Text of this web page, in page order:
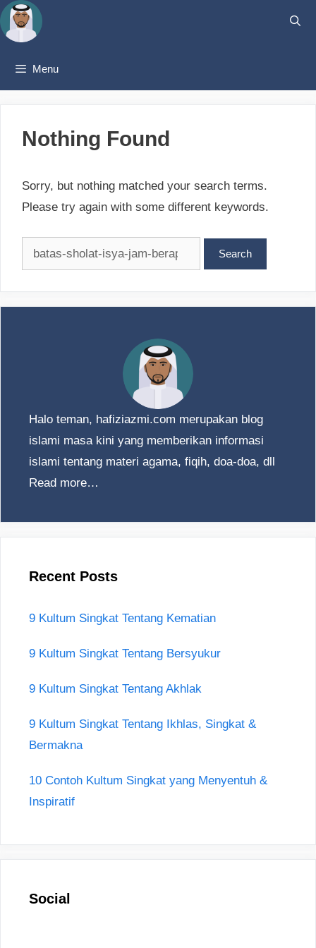
Skip
to
Menu
Nothing Found
Sorry, but nothing matched your search terms.
Please try again with some different keywords.
Search
for:
Halo teman, hafiziazmi.com merupakan blog
islami masa kini yang memberikan informasi
islami tentang materi agama, fiqih, doa-doa, dll
Read more…
Recent Posts
9 Kultum Singkat Tentang Kematian
9 Kultum Singkat Tentang Bersyukur
9 Kultum Singkat Tentang Akhlak
9 Kultum Singkat Tentang Ikhlas, Singkat &
Bermakna
10 Contoh Kultum Singkat yang Menyentuh &
Inspiratif
Social